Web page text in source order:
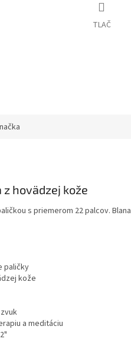
TLAČ
hovädzej kože
s priemerom 22 palcov.
paličky
kože
a meditáciu